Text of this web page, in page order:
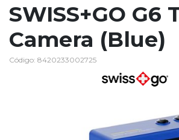
SWISS+GO G6
Camera (Blue)
Código: 8420233002725